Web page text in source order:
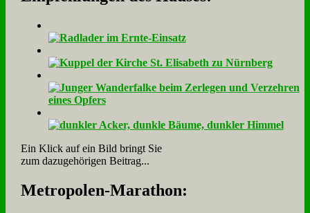
Ein Klick auf ein Bild bringt Sie
zum dazugehörigen Beitrag...
Me­tro­po­len-Ma­ra­thon: